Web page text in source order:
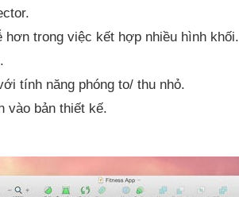
hơn trong việc kết hợp nhiều hình khối.
tính năng phóng to/ thu nhỏ.
vào bản thiết kế.